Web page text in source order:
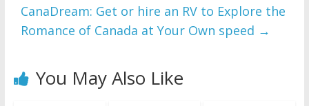
CanaDream: Get or hire an RV to Explore the
Romance of Canada at Your Own speed →
You May Also Like